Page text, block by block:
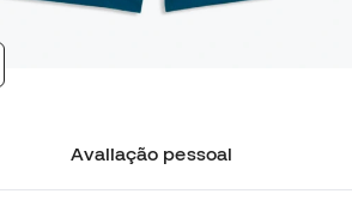
Avaliação pessoal